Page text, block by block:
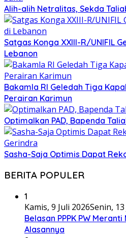
Alih-alih Netralitas, Sekda
Satgas Konga XXIII-R/UNIFIL
Lebanon
Bakamla RI Geledah Tiga
Perairan Karimun
Optimalkan PAD, Bapenda
Sasha-Saja Optimis Dapat
BERITA POPULER
1
Kamis, 9 Juli 2026Senin,
Belasan PPPK PW
Alasannya